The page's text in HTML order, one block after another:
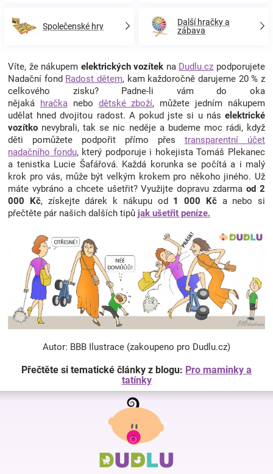
Společenské hry
Další hračky a
zábava
Víte, že nákupem elektrických vozítek na Dudlu.cz podporujete
Nadační fond Radost dětem, kam každoročně darujeme 20 % z
celkového zisku? Padne-li vám do oka
nějaká hračka nebo dětské zboží, můžete jedním nákupem
udělat hned dvojitou radost. A pokud jste si u nás elektrické
vozítko nevybrali, tak se nic neděje a budeme moc rádi, když
děti pomůžete podpořit přímo přes transparentní účet
nadačního fondu, který podporuje i hokejista Tomáš Plekanec
a tenistka Lucie Šafářová. Každá korunka se počítá a i malý
krok pro vás, může být velkým krokem pro někoho jiného. Už
máte vybráno a chcete ušetřit? Využijte dopravu zdarmaod 2
000 Kč, získejte dárek k nákupu od 1 000 Kča nebo si
přečtěte pár našich dalších tipů jak ušetřit peníze.
Autor: BBB Ilustrace (zakoupeno pro Dudlu.cz)
Přečtěte si tematické články z blogu: Pro maminky a
tatínky
Z